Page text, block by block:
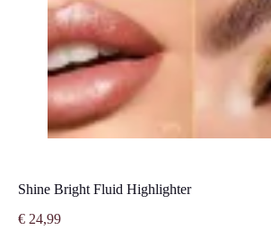
Shine Bright Fluid Highlighter
€ 24,99